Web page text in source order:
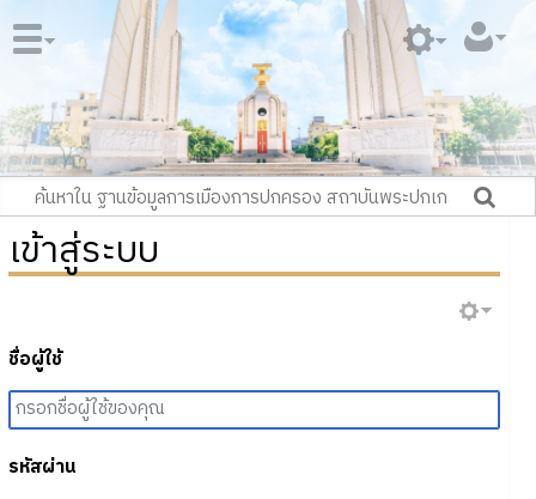
เข้าสู่ระบบ
ชื่อผู้ใช้
รหัสผ่าน